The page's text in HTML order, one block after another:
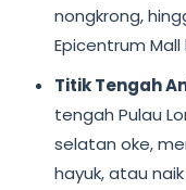
nongkrong,
Epicentrum
Titik Tengah
tengah Pulau
selatan oke,
hayuk, atau